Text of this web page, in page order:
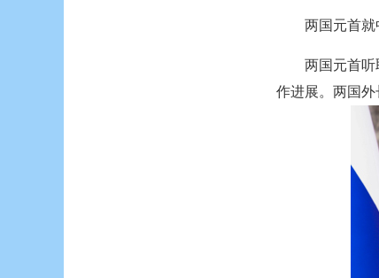
两国元首就
两国元首
作进展。两国外